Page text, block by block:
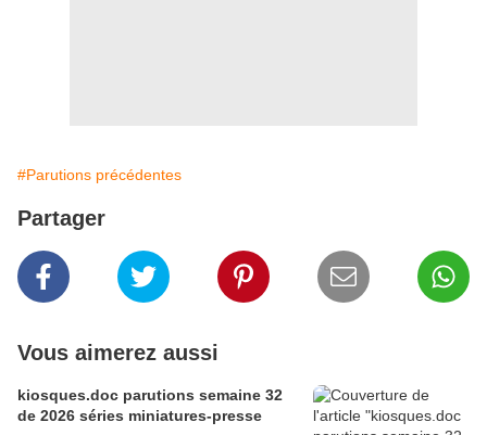
#Parutions précédentes
Partager
Vous aimerez aussi
kiosques.doc parutions semaine 32
de 2026 séries miniatures-presse